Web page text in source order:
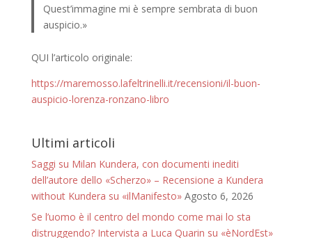
Quest’immagine mi è sempre sembrata di buon
auspicio.»
QUI l’articolo originale:
https://maremosso.lafeltrinelli.it/recensioni/il-buon-
auspicio-lorenza-ronzano-libro
Ultimi articoli
Saggi su Milan Kundera, con documenti inediti
dell’autore dello «Scherzo» – Recensione a Kundera
without Kundera su «ilManifesto» Agosto 6, 2026
Se l’uomo è il centro del mondo come mai lo sta
distruggendo? Intervista a Luca Quarin su «èNordEst»